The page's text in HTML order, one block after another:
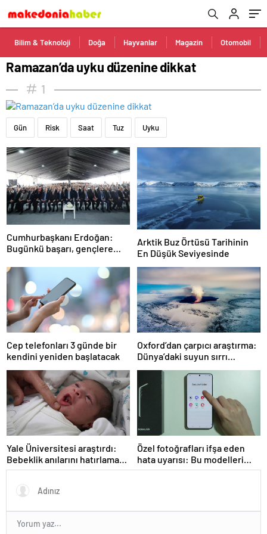
Bilim & Teknoloji Doğa Hayvanlar Magazin Otomobil
Ramazan’da uyku düzenine dikkat
1
Gün Risk Saat Tuz Uyku
Cumhurbaşkanı Erdoğan:
Bugünkü başarı, gençlere
zihniyete indirilmiş ağır bir
darbedir
Arktik Buz Örtüsü Tarihinin
En Düşük Seviyesinde
Cep telefonları 3 günde bir
kendini yeniden başlatacak
Oxford’dan çarpıcı araştırma:
Dünya’daki suyun sırrı
çözüldü
Yale Üniversitesi araştırdı:
Bebeklik anılarını hatırlamak
mümkün mü? Sonuçlar
Özel fotoğrafları ifşa eden
hata uyarısı: Bu modelleri
kullanıyorsanız dikkat